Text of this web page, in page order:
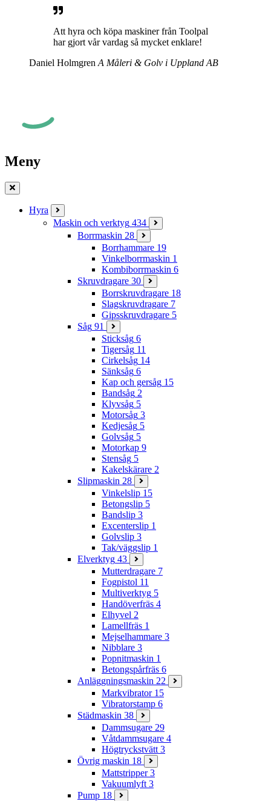
Att hyra och köpa maskiner från Toolpal
har gjort vår vardag så mycket enklare!
Daniel Holmgren A Måleri & Golv i Uppland AB
Meny
Stäng
Hyra
Maskin och verktyg 434
Borrmaskin 28
Borrhammare 19
Vinkelborrmaskin 1
Kombiborrmaskin 6
Skruvdragare 30
Borrskruvdragare 18
Slagskruvdragare 7
Gipsskruvdragare 5
Såg 91
Sticksåg 6
Tigersåg 11
Cirkelsåg 14
Sänksåg 6
Kap och gersåg 15
Bandsåg 2
Klyvsåg 5
Motorsåg 3
Kedjesåg 5
Golvsåg 5
Motorkap 9
Stensåg 5
Kakelskärare 2
Slipmaskin 28
Vinkelslip 15
Betongslip 5
Bandslip 3
Excenterslip 1
Golvslip 3
Tak/väggslip 1
Elverktyg 43
Mutterdragare 7
Fogpistol 11
Multiverktyg 5
Handöverfräs 4
Elhyvel 2
Lamellfräs 1
Mejselhammare 3
Nibblare 3
Popnitmaskin 1
Betongspårfräs 6
Anläggningsmaskin 22
Markvibrator 15
Vibratorstamp 6
Städmaskin 38
Dammsugare 29
Våtdammsugare 4
Högtryckstvätt 3
Övrig maskin 18
Mattstripper 3
Vakuumlyft 3
Pump 18